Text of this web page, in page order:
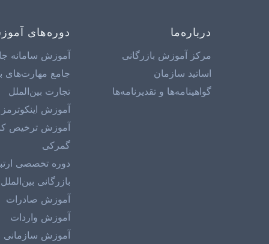
درباره‌ما
مرکز آموزش بازرگانی
اساتید سازمان
گواهینامه‌ها و تقدیرنامه‌ها
دوره‌های
آموزش سامانه
جامع مهارت‌های
تجارت بین‌الملل
آموزش اینکوترمز
آموزش ترخیص
گمرکی
دوره تخصصی
بازرگانی بین‌الملل
آموزش صادرات
آموزش واردات
آموزش سازمانی